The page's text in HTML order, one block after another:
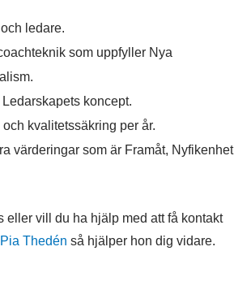
ledare.
som uppfyller Nya
koncept.
kvalitetssäkring per år.
värderingar som är Framåt, Nyfikenhet
eller vill du ha hjälp med att få kontakt
Pia Thedén så hjälper hon dig vidare.